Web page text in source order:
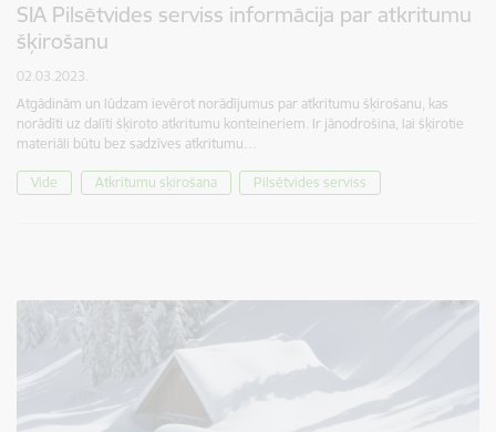
SIA Pilsētvides serviss informācija par atkritumu
šķirošanu
02.03.2023.
Atgādinām un lūdzam ievērot norādījumus par atkritumu šķirošanu, kas
norādīti uz dalīti šķiroto atkritumu konteineriem. Ir jānodrošina, lai šķirotie
materiāli būtu bez sadzīves atkritumu…
Vide Atkritumu sķirošana Pilsētvides serviss